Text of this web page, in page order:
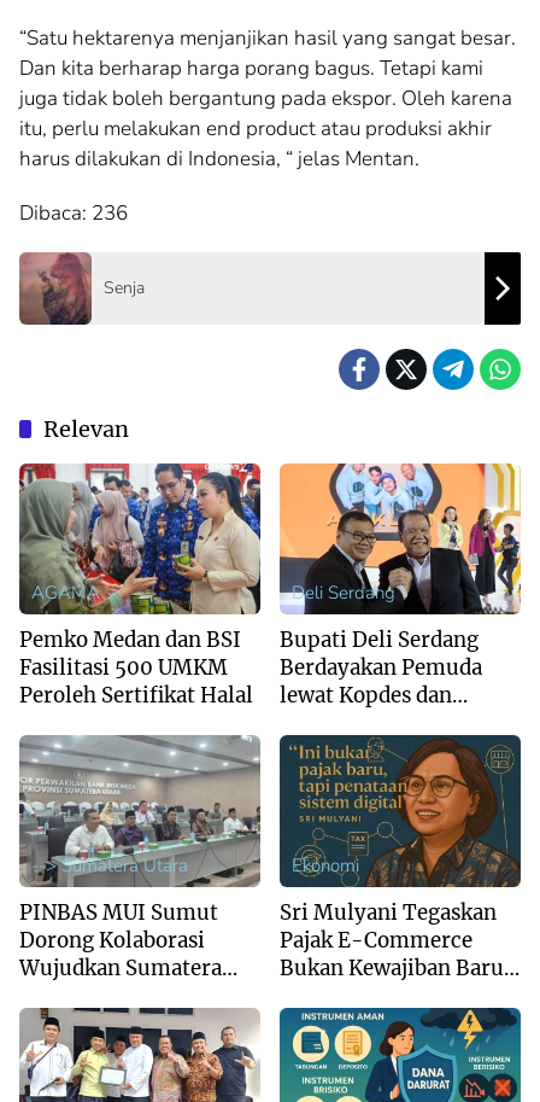
“Satu hektarenya menjanjikan hasil yang sangat besar.
Dan kita berharap harga porang bagus. Tetapi kami
juga tidak boleh bergantung pada ekspor. Oleh karena
itu, perlu melakukan end product atau produksi akhir
harus dilakukan di Indonesia, “ jelas Mentan.
Dibaca: 236
Senja
Relevan
AGAMA
Pemko Medan dan BSI
Fasilitasi 500 UMKM
Peroleh Sertifikat Halal
Deli Serdang
Bupati Deli Serdang
Berdayakan Pemuda
lewat Kopdes dan
--> Sumatera Utara
PINBAS MUI Sumut
Dorong Kolaborasi
Wujudkan Sumatera
Ekonomi Syariah
Regional
Ekonomi
Sri Mulyani Tegaskan
Pajak E-Commerce
Bukan Kewajiban Baru,
Digital